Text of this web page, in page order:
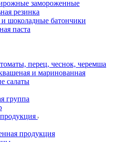
замороженные
резинка
шоколадные батончики
паста
перец, чеснок, черемша
и маринованная
салаты
группа
продукция